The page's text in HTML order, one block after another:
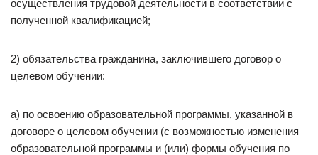
осуществления трудовой деятельности в соответствии с
полученной квалификацией;
2) обязательства гражданина, заключившего договор о
целевом обучении:
а) по освоению образовательной программы, указанной в
договоре о целевом обучении (с возможностью изменения
образовательной программы и (или) формы обучения по